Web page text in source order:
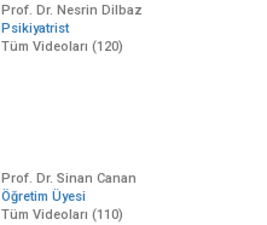
Prof. Dr. Nesrin Dilbaz
Psikiyatrist
Tüm Videoları (120)
Prof. Dr. Sinan Canan
Öğretim Üyesi
Tüm Videoları (110)